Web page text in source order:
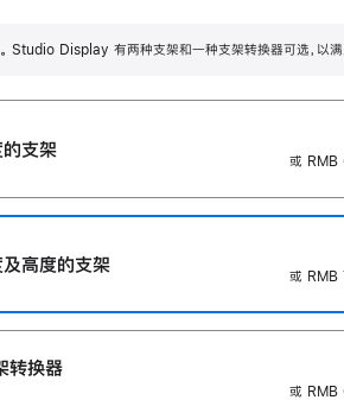
毫米的高度调
Studio Display 有两种支架和一种支架转换器可选，以满
支架
或
高‍度的支‍架
或
转换器
或